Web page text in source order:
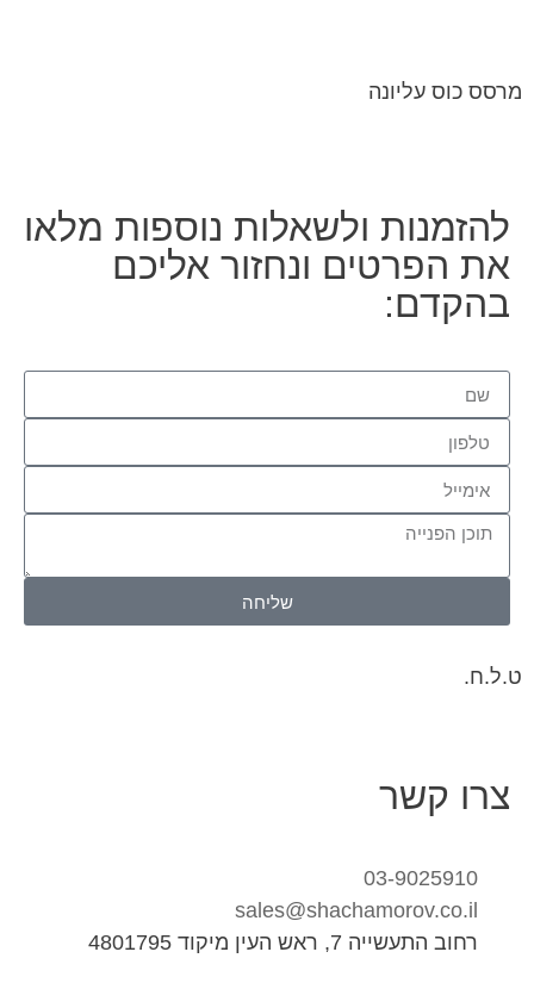
מרסס כוס עליונה
להזמנות ולשאלות נוספות מלאו
את הפרטים ונחזור אליכם
בהקדם:
שליחה
ט.ל.ח.
צרו קשר
03-9025910
sales@shachamorov.co.il
רחוב התעשייה 7, ראש העין מיקוד 4801795